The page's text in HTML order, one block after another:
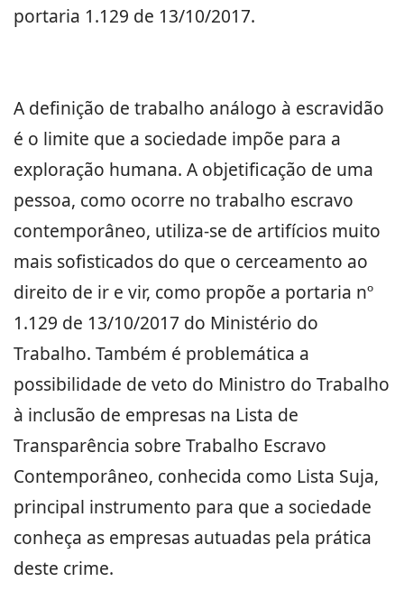
portaria 1.129 de 13/10/2017.
A definição de trabalho análogo à escravidão
é o limite que a sociedade impõe para a
exploração humana. A objetificação de uma
pessoa, como ocorre no trabalho escravo
contemporâneo, utiliza-se de artifícios muito
mais sofisticados do que o cerceamento ao
direito de ir e vir, como propõe a portaria nº
1.129 de 13/10/2017 do Ministério do
Trabalho. Também é problemática a
possibilidade de veto do Ministro do Trabalho
à inclusão de empresas na Lista de
Transparência sobre Trabalho Escravo
Contemporâneo, conhecida como Lista Suja,
principal instrumento para que a sociedade
conheça as empresas autuadas pela prática
deste crime.